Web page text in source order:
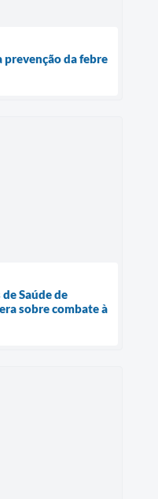
da febre
Saúde de
sobre combate à